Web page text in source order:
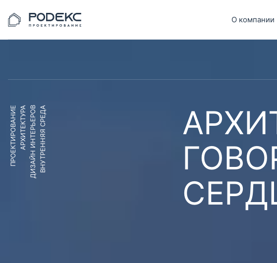
О компании
ПРОЕКТИРОВАНИЕАРХИТЕКТУРАДИЗАЙН ИНТЕРЬЕРОВВНУТРЕННЯЯ СРЕДА